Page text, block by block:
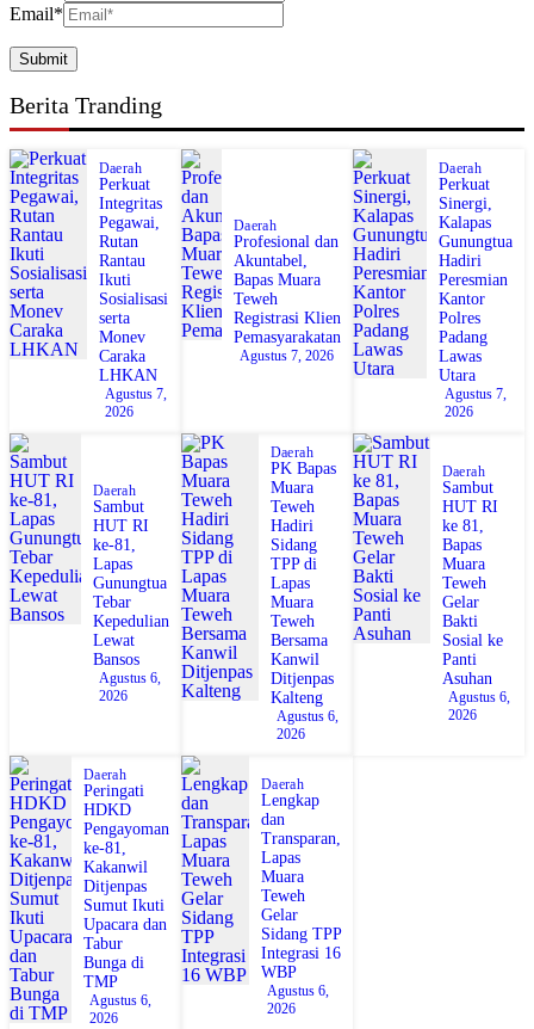
Email*
Berita Tranding
Daerah
Perkuat
Integritas
Pegawai,
Rutan
Rantau
Ikuti
Sosialisasi
serta
Monev
Caraka
LHKAN
Agustus 7,
2026
Daerah
‎Profesional dan
Akuntabel,
Bapas Muara
Teweh
Registrasi Klien
Pemasyarakatan
Agustus 7, 2026
Daerah
Perkuat
Sinergi,
Kalapas
Gunungtua
Hadiri
Peresmian
Kantor
Polres
Padang
Lawas
Utara
Agustus 7,
2026
Daerah
Sambut
HUT RI
ke-81,
Lapas
Gunungtua
Tebar
Kepedulian
Lewat
Bansos
Agustus 6,
2026
Daerah
‎PK Bapas
Muara
Teweh
Hadiri
Sidang
TPP di
Lapas
Muara
Teweh
Bersama
Kanwil
Ditjenpas
Kalteng
Agustus 6,
2026
Daerah
‎Sambut
HUT RI
ke 81,
Bapas
Muara
Teweh
Gelar
Bakti
Sosial ke
Panti
Asuhan
Agustus 6,
2026
Daerah
Peringati
HDKD
Pengayoman
ke-81,
Kakanwil
Ditjenpas
Sumut Ikuti
Upacara dan
Tabur
Bunga di
TMP
Agustus 6,
2026
Daerah
Lengkap
dan
Transparan,
Lapas
Muara
Teweh
Gelar
Sidang TPP
Integrasi 16
WBP
Agustus 6,
2026